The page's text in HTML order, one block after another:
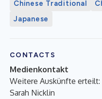
Chinese Traditional
Japanese
CONTACTS
Medienkontakt
Weitere Auskünfte erteilt:
Sarah Nicklin